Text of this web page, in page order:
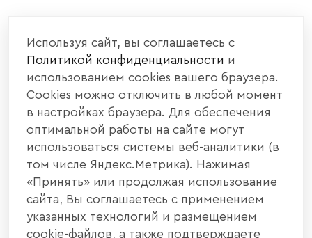
КАТАЛОГ МЕБЕЛИ
ИНФОРМАЦИЯ
НАШИ КОНТАКТЫ
+7 800 700 20 58
440004, г. Пенза, ул. Рябова, д. 31
Используя сайт, вы соглашаетесь с
Политикой конфиденциальности и
использованием cookies вашего браузера.
Cookies можно отключить в любой момент
в настройках браузера. Для обеспечения
оптимальной работы на сайте могут
использоваться системы веб-аналитики (в
том числе Яндекс.Метрика). Нажимая
«Принять» или продолжая использование
сайта, Вы соглашаетесь с применением
указанных технологий и размещением
cookie-файлов, а также подтверждаете